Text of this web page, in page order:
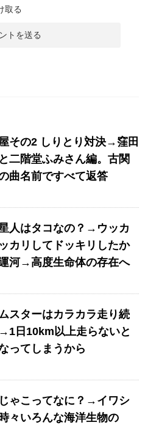
取る
その2 しりとり対決→窪田
二階堂ふみさん編。古関
曲名前ですべて返答
人はタコなの？→ウッカ
カリしてドッキリしたか
河→高度生命体の存在へ
スターはカラカラ走り続
日10km以上走らないと
ってしまうから
ゃこってなに？→イワシ
々いろんな海洋生物の